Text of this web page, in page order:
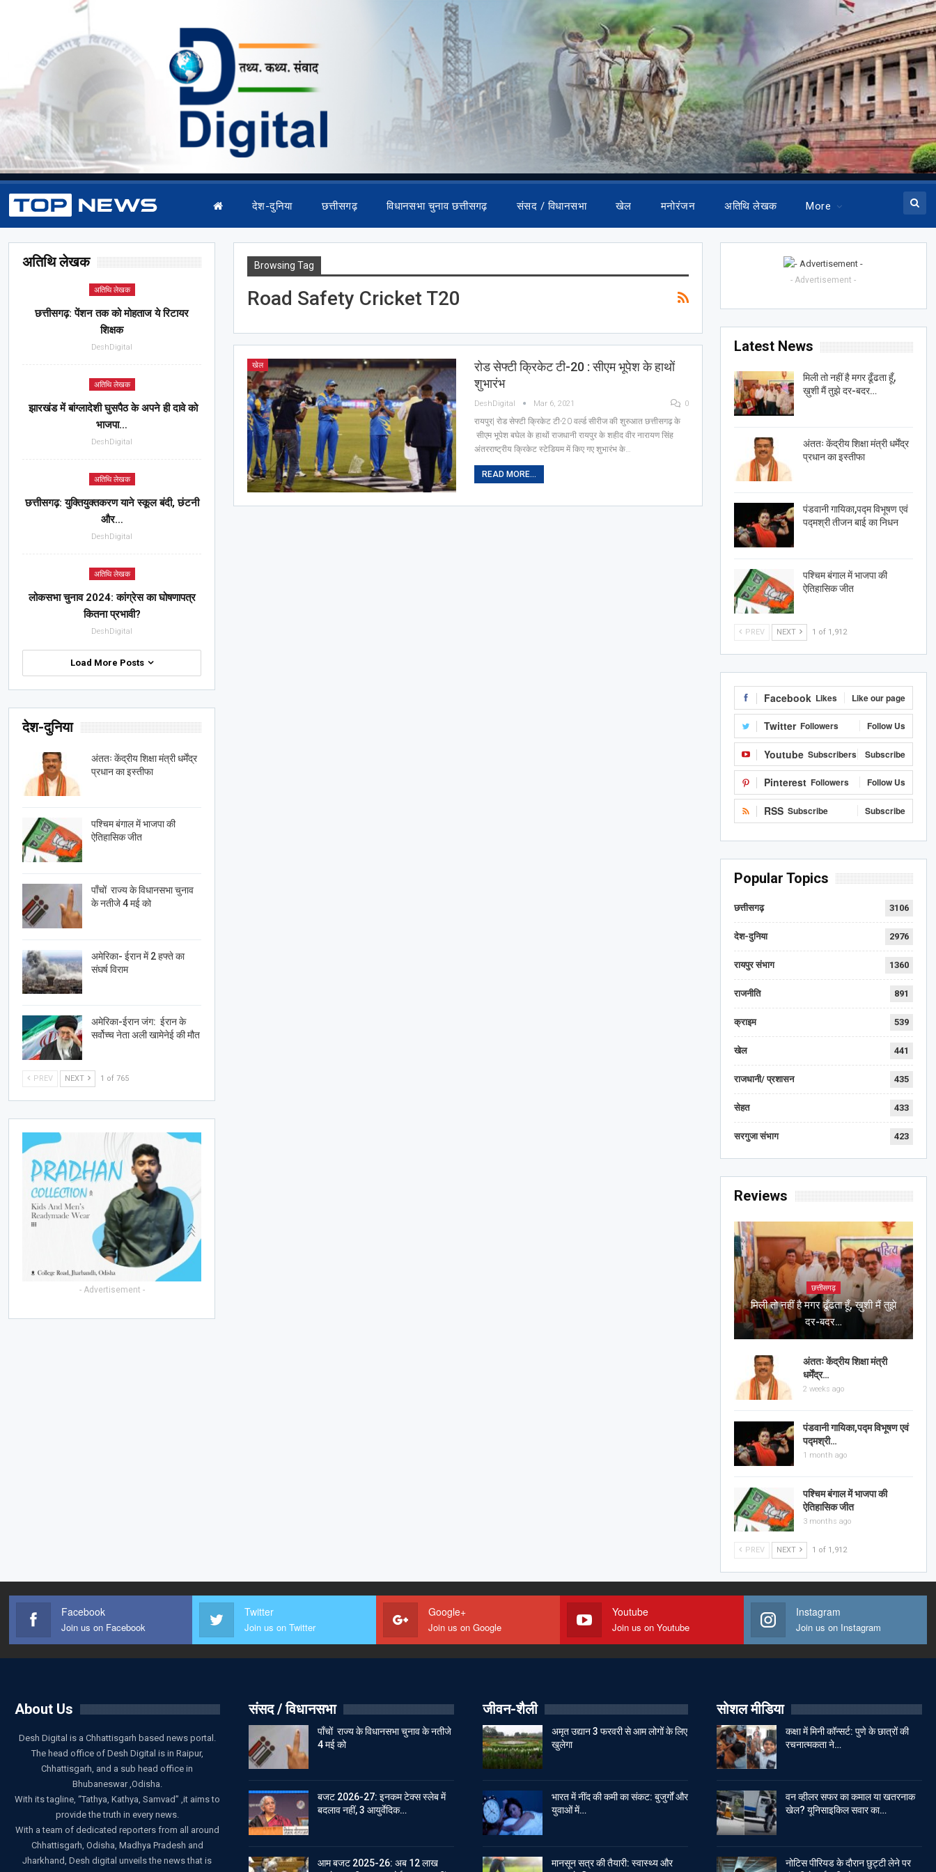
देश-दुनिया छत्तीसगढ़ विधानसभा चुनाव छत्तीसगढ़ संसद / विधानसभा खेल मनोरंजन अतिथि लेखक More
Browsing Tag
Road Safety Cricket T20
खेल
रोड सेफ्टी क्रिकेट टी-20 : सीएम भूपेश के हाथों
शुभारंभ
DeshDigital Mar 6, 2021 0
रायपुर| रोड सेफ्टी क्रिकेट टी-20 वर्ल्ड सीरीज की शुरुआत छत्तीसगढ़ के
सीएम भूपेश बघेल के हाथों राजधानी रायपुर के शहीद वीर नारायण सिंह
अंतरराष्ट्रीय क्रिकेट स्टेडियम में किए गए शुभारंभ के…
READ MORE...
- Advertisement -
Latest News
मिली तो नहीं है मगर ढूँढता हूँ,
ख़ुशी मैं तुझे दर-बदर…
अंततः केंद्रीय शिक्षा मंत्री धर्मेंद्र
प्रधान का इस्तीफा
पंडवानी गायिका,पद्म विभूषण एवं
पद्मश्री तीजन बाई का निधन
पश्चिम बंगाल में भाजपा की
ऐतिहासिक जीत
PREV NEXT 1 of 1,912
Facebook Likes Like our page
Twitter Followers Follow Us
Youtube Subscribers Subscribe
Pinterest Followers Follow Us
RSS Subscribe Subscribe
Popular Topics
छत्तीसगढ़ 3106
देश-दुनिया 2976
रायपुर संभाग 1360
राजनीति 891
क्राइम 539
खेल 441
राजधानी/ प्रशासन 435
सेहत 433
सरगुजा संभाग 423
Reviews
छत्तीसगढ़
मिली तो नहीं है मगर ढूँढता हूँ, ख़ुशी मैं तुझे
दर-बदर…
अंततः केंद्रीय शिक्षा मंत्री
धर्मेंद्र…
2 weeks ago
पंडवानी गायिका,पद्म विभूषण एवं
पद्मश्री…
1 month ago
पश्चिम बंगाल में भाजपा की
ऐतिहासिक जीत
3 months ago
PREV NEXT 1 of 1,912
अतिथि लेखक
अतिथि लेखक
छत्तीसगढ़: पेंशन तक को मोहताज ये रिटायर
शिक्षक
DeshDigital
अतिथि लेखक
झारखंड में बांग्लादेशी घुसपैठ के अपने ही दावे को
भाजपा…
DeshDigital
अतिथि लेखक
छत्तीसगढ़: युक्तियुक्तकरण याने स्कूल बंदी, छंटनी
और…
DeshDigital
अतिथि लेखक
लोकसभा चुनाव 2024: कांग्रेस का घोषणापत्र
कितना प्रभावी?
DeshDigital
Load More Posts
देश-दुनिया
अंततः केंद्रीय शिक्षा मंत्री धर्मेंद्र
प्रधान का इस्तीफा
पश्चिम बंगाल में भाजपा की
ऐतिहासिक जीत
पाँचों राज्य के विधानसभा चुनाव
के नतीजे 4 मई को
अमेरिका- ईरान में 2 हफ्ते का
संघर्ष विराम
अमेरिका-ईरान जंग: ईरान के
सर्वोच्च नेता अली खामेनेई की मौत
PREV NEXT 1 of 765
- Advertisement -
Facebook
Join us on Facebook
Twitter
Join us on Twitter
Google+
Join us on Google
Youtube
Join us on Youtube
Instagram
Join us on Instagram
About Us
Desh Digital is a Chhattisgarh based news portal.
The head office of Desh Digital is in Raipur,
Chhattisgarh, and a sub head office in
Bhubaneswar ,Odisha.
With its tagline, “Tathya, Kathya, Samvad” ,it aims to
provide the truth in every news.
With a team of dedicated reporters from all around
Chhattisgarh, Odisha, Madhya Pradesh and
Jharkhand, Desh digital unveils the news that is
संसद / विधानसभा
पाँचों राज्य के विधानसभा चुनाव के नतीजे
4 मई को
बजट 2026-27: इनकम टेक्स स्लेब में
बदलाव नहीं, 3 आयुर्वेदिक…
आम बजट 2025-26: अब 12 लाख
जीवन-शैली
अमृत उद्यान 3 फरवरी से आम लोगों के लिए
खुलेगा
भारत में नींद की कमी का संकट: बुजुर्गों और
युवाओं में…
मानसून सत्र की तैयारी: स्वास्थ्य और
सोशल मीडिया
कक्षा में मिनी कॉन्सर्ट: पुणे के छात्रों की
रचनात्मकता ने…
वन व्हीलर सफर का कमाल या खतरनाक
खेल? यूनिसाइकिल सवार का…
नोटिस पीरियड के दौरान छुट्टी लेने पर